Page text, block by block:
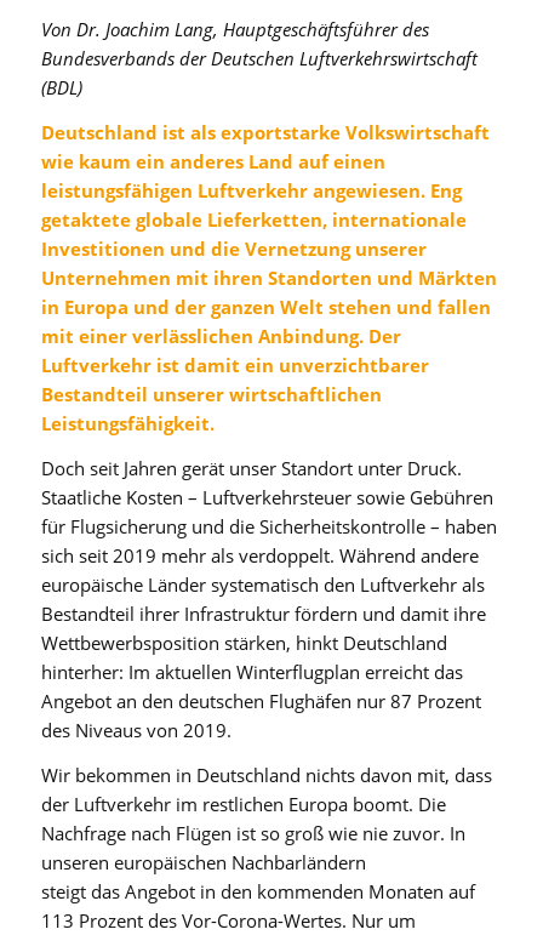
Von Dr. Joachim Lang, Hauptgeschäftsführer des
Bundesverbands der Deutschen Luftverkehrswirtschaft
(BDL)
Deutschland ist als exportstarke Volkswirtschaft
wie kaum ein anderes Land auf einen
leistungsfähigen Luftverkehr angewiesen. Eng
getaktete globale Lieferketten, internationale
Investitionen und die Vernetzung unserer
Unternehmen mit ihren Standorten und Märkten
in Europa und der ganzen Welt stehen und fallen
mit einer verlässlichen Anbindung. Der
Luftverkehr ist damit ein unverzichtbarer
Bestandteil unserer wirtschaftlichen
Leistungsfähigkeit.
Doch seit Jahren gerät unser Standort unter Druck.
Staatliche Kosten – Luftverkehrsteuer sowie Gebühren
für Flugsicherung und die Sicherheitskontrolle – haben
sich seit 2019 mehr als verdoppelt. Während andere
europäische Länder systematisch den Luftverkehr als
Bestandteil ihrer Infrastruktur fördern und damit ihre
Wettbewerbsposition stärken, hinkt Deutschland
hinterher: Im aktuellen Winterflugplan erreicht das
Angebot an den deutschen Flughäfen nur 87 Prozent
des Niveaus von 2019.
Wir bekommen in Deutschland nichts davon mit, dass
der Luftverkehr im restlichen Europa boomt. Die
Nachfrage nach Flügen ist so groß wie nie zuvor. In
unseren europäischen Nachbarländern
steigt das Angebot in den kommenden Monaten auf
113 Prozent des Vor-Corona-Wertes. Nur um